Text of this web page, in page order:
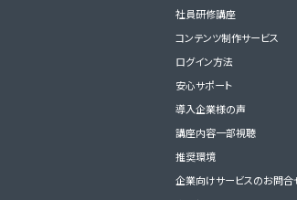
社員研修講座
コンテンツ制作サービス
ログイン方法
安心サポート
導入企業様の声
講座内容一部視聴
推奨環境
企業向けサービスのお問合